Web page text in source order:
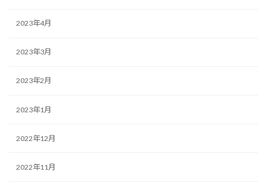
2023年4月
2023年3月
2023年2月
2023年1月
2022年12月
2022年11月